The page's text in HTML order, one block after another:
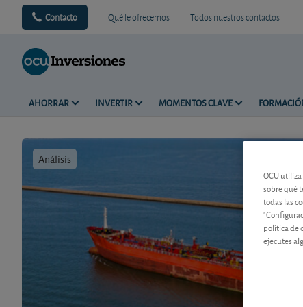
Contacto Qué le ofrecemos Todos nuestros contactos
AHORRAR INVERTIR MOMENTOS CLAVE
Análisis
OCU
sobre qué
todas las
política de
ejecutes